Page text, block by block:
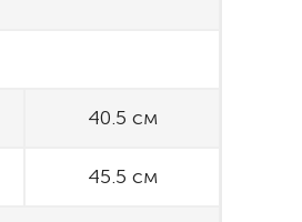
40.5 см
45.5 см